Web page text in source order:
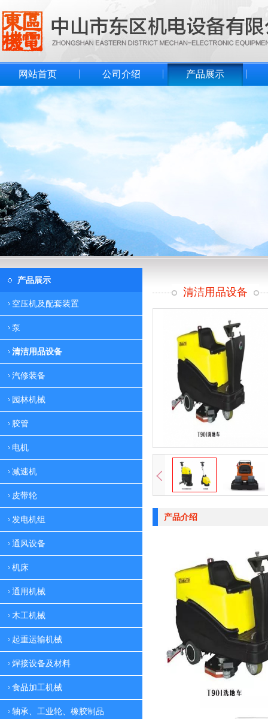
网站首页 公司介绍 产品展示
产品展示
空压机及配套装置
泵
清洁用品设备
汽修装备
园林机械
胶管
电机
减速机
皮带轮
发电机组
通风设备
机床
通用机械
木工机械
起重运输机械
焊接设备及材料
食品加工机械
轴承、工业轮、橡胶制品
清洁用品设备
产品介绍